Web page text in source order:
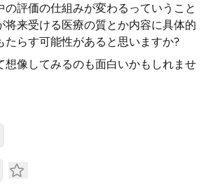
の評価の仕組みが変わるっていうこと
将来受ける医療の質とか内容に具体的
たらす可能性があると思いますか?
想像してみるのも面白いかもしれませ